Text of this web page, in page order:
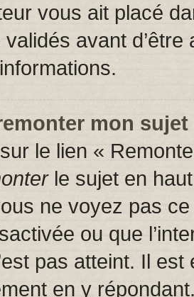
vous ait placé
avant
mon sujet
le lien «
le sujet en
ne voyez pas
ou que
pas atteint. Il
en y